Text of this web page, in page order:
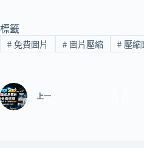
標籤
#免費圖片 #圖片壓縮 # 壓縮
上一